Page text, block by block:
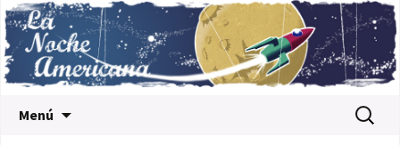
Menú Buscar: